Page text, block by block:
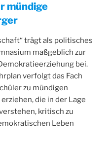
mündige
trägt als politisches
maßgeblich zur
bei.
verfolgt das Fach
zu mündigen
die in der Lage
kritisch zu
Leben